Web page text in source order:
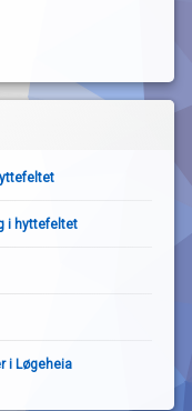
i hyttefeltet
i Løgeheia